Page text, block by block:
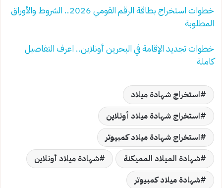
خطوات استخراج بطاقة الرقم القومي 2026.. الشروط والأوراق
المطلوبة
خطوات تجديد الإقامة في البحرين أونلاين.. اعرف التفاصيل
كاملة
استخراج شهادة ميلاد
استخراج شهادة ميلاد أونلاين
استخراج شهادة ميلاد كمبيوتر
شهادة الميلاد المميكنة
شهادة ميلاد أونلاين
شهادة ميلاد كمبيوتر